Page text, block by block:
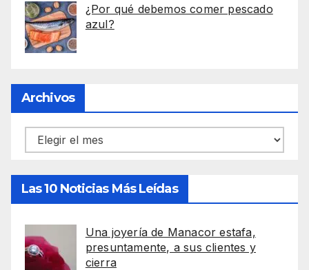
¿Por qué debemos comer pescado
azul?
Archivos
Archivos
Las 10 Noticias Más Leídas
Una joyería de Manacor estafa,
presuntamente, a sus clientes y
cierra